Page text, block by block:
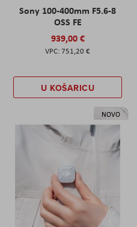
Sony 100-400mm F5.6-8
OSS FE
939,00 €
751,20 €
U KOŠARICU
NOVO